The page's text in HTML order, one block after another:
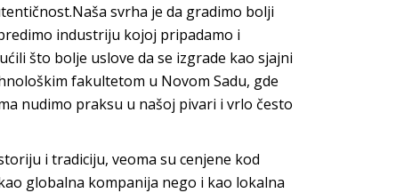
svrha je da gradimo bolji
industriju kojoj pripadamo i
što bolje uslove da se izgrade kao sjajni
fakultetom u Novom Sadu, gde
nudimo praksu u našoj pivari i vrlo često
i tradiciju, veoma su cenjene kod
globalna kompanija nego i kao lokalna